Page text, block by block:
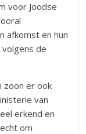
voor Joodse
afkomst en hun
de
zoon er ook
van
erkend en
om